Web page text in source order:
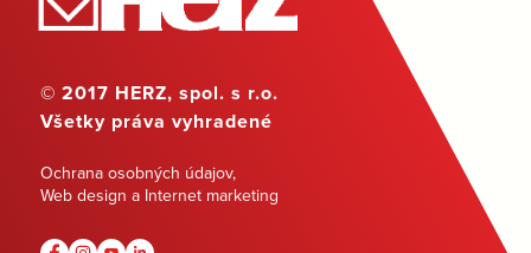
© 2017 HERZ, spol. s r.o.
Všetky práva vyhradené
Ochrana osobných údajov,
Web design a Internet marketing